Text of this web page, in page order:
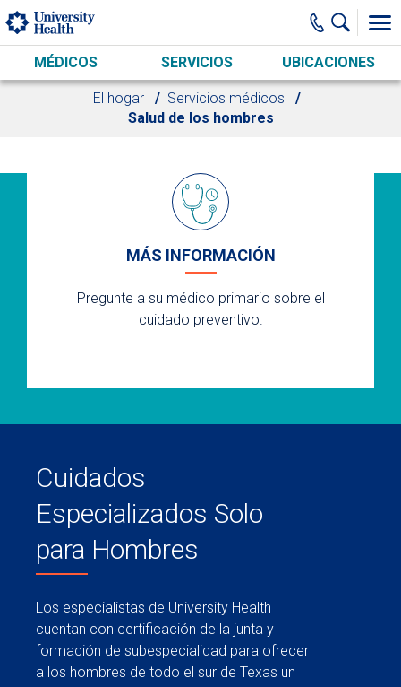
Skip to main content
MÉDICOS SERVICIOS UBICACIONES
El hogar
Servicios médicos
Salud de los hombres
MÁS INFORMACIÓN
Pregunte a su médico primario sobre el
cuidado preventivo.
Cuidados
Especializados Solo
para Hombres
Los especialistas de University Health
cuentan con certificación de la junta y
formación de subespecialidad para ofrecer
a los hombres de todo el sur de Texas un